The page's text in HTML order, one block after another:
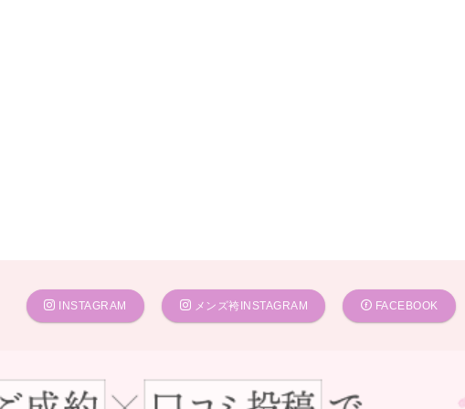
INSTAGRAM メンズ袴INSTAGRAM FACEBOOK